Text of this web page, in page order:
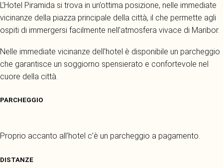
L’Hotel Piramida si trova in un’ottima posizione, nelle immediate
vicinanze della piazza principale della città, il che permette agli
ospiti di immergersi facilmente nell’atmosfera vivace di Maribor.
Nelle immediate vicinanze dell’hotel è disponibile un parcheggio
che garantisce un soggiorno spensierato e confortevole nel
cuore della città.
PARCHEGGIO
Proprio accanto all’hotel c’è un parcheggio a pagamento.
DISTANZE